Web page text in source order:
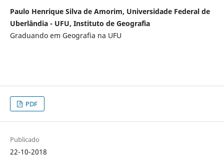
Paulo Henrique Silva de Amorim, Universidade Federal de
Uberlândia - UFU, Instituto de Geografia
Graduando em Geografia na UFU
PDF
Publicado
22-10-2018